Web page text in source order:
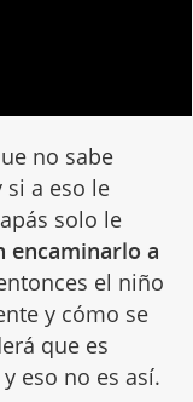
no sabe
si a eso le
solo le
encaminarlo a
el niño
y cómo se
que es
eso no es así.